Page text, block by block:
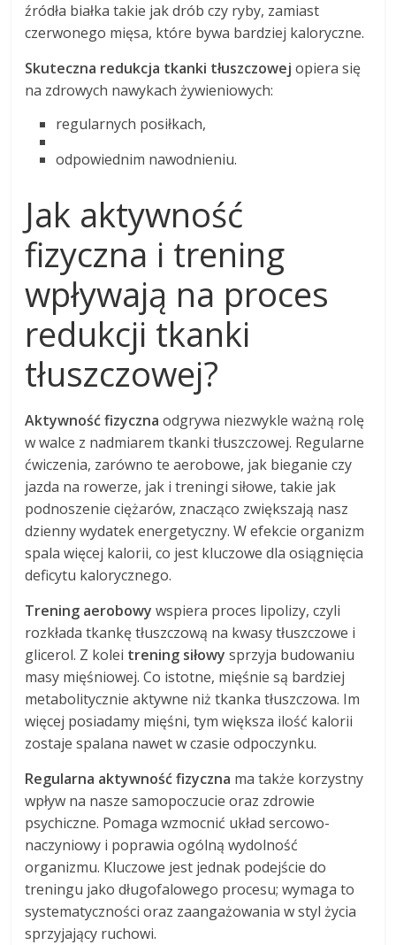
źródła białka takie jak drób czy ryby, zamiast
czerwonego mięsa, które bywa bardziej kaloryczne.
Skuteczna redukcja tkanki tłuszczowej opiera się
na zdrowych nawykach żywieniowych:
regularnych posiłkach,
odpowiednim nawodnieniu.
Jak aktywność
fizyczna i trening
wpływają na proces
redukcji tkanki
tłuszczowej?
Aktywność fizyczna odgrywa niezwykle ważną rolę
w walce z nadmiarem tkanki tłuszczowej. Regularne
ćwiczenia, zarówno te aerobowe, jak bieganie czy
jazda na rowerze, jak i treningi siłowe, takie jak
podnoszenie ciężarów, znacząco zwiększają nasz
dzienny wydatek energetyczny. W efekcie organizm
spala więcej kalorii, co jest kluczowe dla osiągnięcia
deficytu kalorycznego.
Trening aerobowy wspiera proces lipolizy, czyli
rozkłada tkankę tłuszczową na kwasy tłuszczowe i
glicerol. Z kolei trening siłowy sprzyja budowaniu
masy mięśniowej. Co istotne, mięśnie są bardziej
metabolitycznie aktywne niż tkanka tłuszczowa. Im
więcej posiadamy mięśni, tym większa ilość kalorii
zostaje spalana nawet w czasie odpoczynku.
Regularna aktywność fizyczna ma także korzystny
wpływ na nasze samopoczucie oraz zdrowie
psychiczne. Pomaga wzmocnić układ sercowo-
naczyniowy i poprawia ogólną wydolność
organizmu. Kluczowe jest jednak podejście do
treningu jako długofalowego procesu; wymaga to
systematyczności oraz zaangażowania w styl życia
sprzyjający ruchowi.